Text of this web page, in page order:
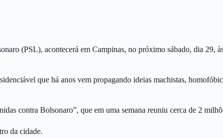
(PSL), acontecerá em Campinas, no próximo sábado, dia 29,
que há anos vem propagando ideias machistas,
contra Bolsonaro”, que em uma semana reuniu cerca de 2
da cidade.